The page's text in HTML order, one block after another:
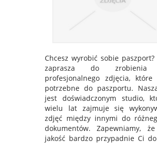
Chcesz wyrobić sobie paszport?
zaprasza do zrobienia
profesjonalnego zdjęcia, które
potrzebne do paszportu.
jest doświadczonym studio,
wielu lat zajmuje się
zdjęć między innymi do
dokumentów. Zapewniamy,
jakość bardzo przypadnie Ci